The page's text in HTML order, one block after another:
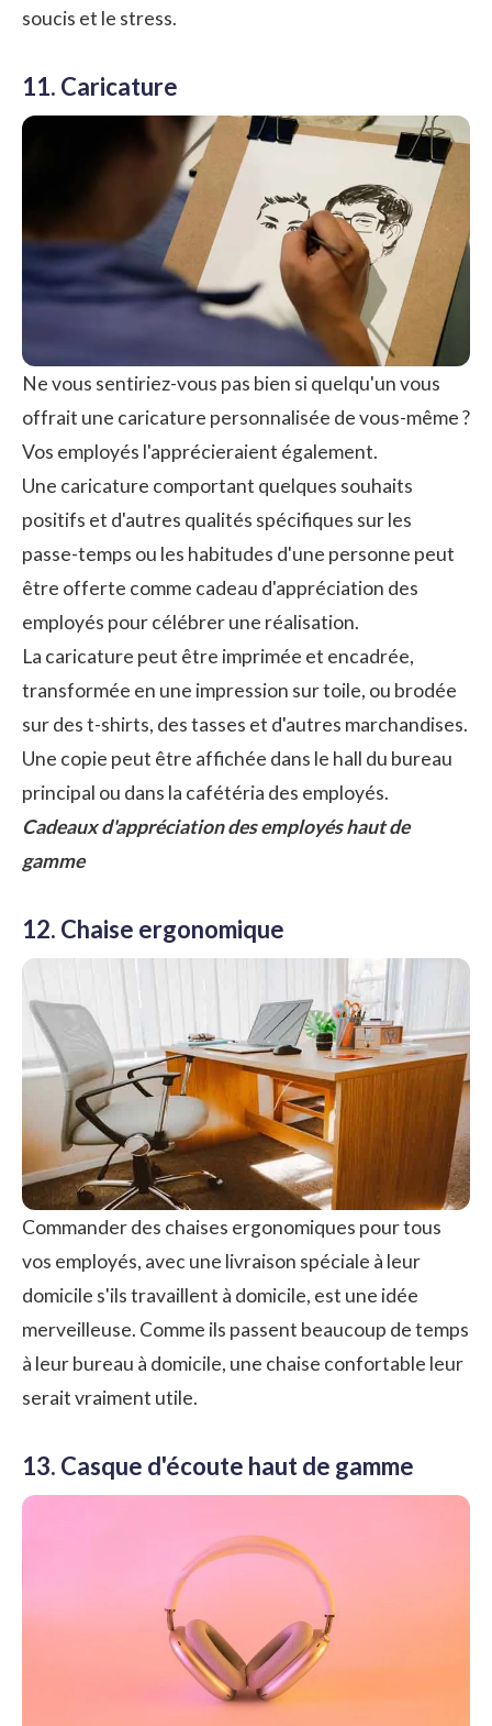
soucis et le stress.
11. Caricature
Ne vous sentiriez-vous pas bien si quelqu'un vous
offrait une caricature personnalisée de vous-même ?
Vos employés l'apprécieraient également.
Une caricature comportant quelques souhaits
positifs et d'autres qualités spécifiques sur les
passe-temps ou les habitudes d'une personne peut
être offerte comme cadeau d'appréciation des
employés pour célébrer une réalisation.
La caricature peut être imprimée et encadrée,
transformée en une impression sur toile, ou brodée
sur des t-shirts, des tasses et d'autres marchandises.
Une copie peut être affichée dans le hall du bureau
principal ou dans la cafétéria des employés.
Cadeaux d'appréciation des employés haut de
gamme
12. Chaise ergonomique
Commander des chaises ergonomiques pour tous
vos employés, avec une livraison spéciale à leur
domicile s'ils travaillent à domicile, est une idée
merveilleuse. Comme ils passent beaucoup de temps
à leur bureau à domicile, une chaise confortable leur
serait vraiment utile.
13. Casque d'écoute haut de gamme